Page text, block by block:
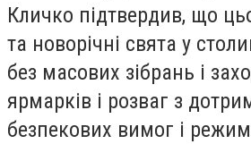
Кличко підтвердив, що
та новорічні свята у
без масових зібрань і
ярмарків і розваг з
безпекових вимог і